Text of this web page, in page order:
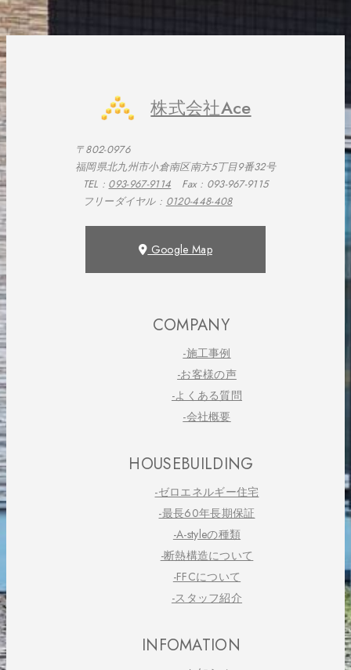
株式会社Ace
〒802-0976
福岡県北九州市小倉南区南方5丁目9番32号
TEL : 093-967-9114 Fax : 093-967-9115
フリーダイヤル : 0120-448-408
Google Map
COMPANY
-施工事例
-お客様の声
-よくある質問
-会社概要
HOUSEBUILDING
-ゼロエネルギー住宅
-最長60年長期保証
-A-styleの種類
-断熱構造について
-FFCについて
-スタッフ紹介
INFOMATION